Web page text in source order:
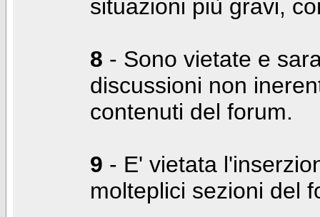
situazioni più gravi,
8 - Sono vietate e
discussioni non
contenuti del forum.
9 - E' vietata
molteplici sezioni del